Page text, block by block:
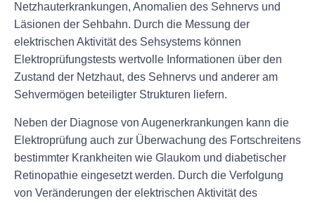
Netzhauterkrankungen, Anomalien des Sehnervs und
Läsionen der Sehbahn. Durch die Messung der
elektrischen Aktivität des Sehsystems können
Elektroprüfungstests wertvolle Informationen über den
Zustand der Netzhaut, des Sehnervs und anderer am
Sehvermögen beteiligter Strukturen liefern.
Neben der Diagnose von Augenerkrankungen kann die
Elektroprüfung auch zur Überwachung des Fortschreitens
bestimmter Krankheiten wie Glaukom und diabetischer
Retinopathie eingesetzt werden. Durch die Verfolgung
von Veränderungen der elektrischen Aktivität des